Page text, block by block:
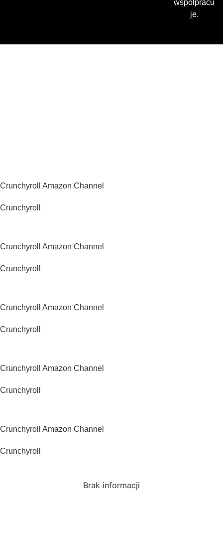
współpracu
je.
Crunchyroll Amazon Channel
Crunchyroll
Crunchyroll Amazon Channel
Crunchyroll
Crunchyroll Amazon Channel
Crunchyroll
Crunchyroll Amazon Channel
Crunchyroll
Crunchyroll Amazon Channel
Crunchyroll
Brak informacji